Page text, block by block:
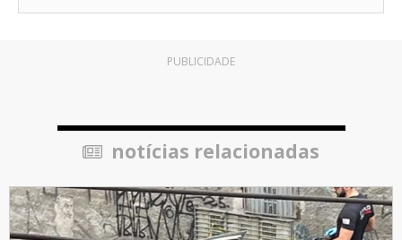
PUBLICIDADE
notícias relacionadas